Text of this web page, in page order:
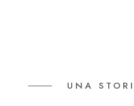
UNA